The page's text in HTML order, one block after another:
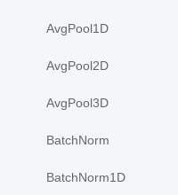
AvgPool1D
AvgPool2D
AvgPool3D
BatchNorm
BatchNorm1D